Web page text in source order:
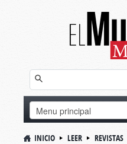
INICIO LEER REVISTAS